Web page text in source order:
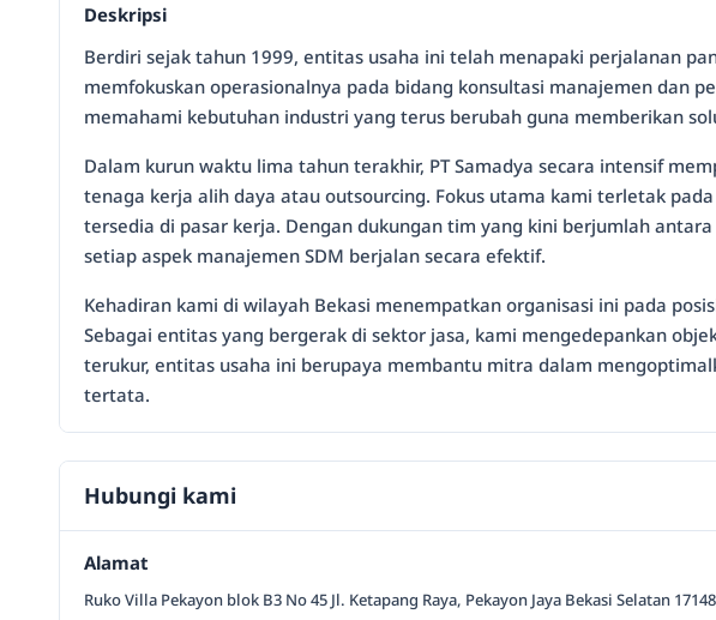
Deskripsi
Berdiri sejak tahun 1999, entitas usaha ini telah menapaki perjalanan
memfokuskan operasionalnya pada bidang konsultasi manajemen dan
memahami kebutuhan industri yang terus berubah guna memberikan
Dalam kurun waktu lima tahun terakhir, PT Samadya secara intensif
tenaga kerja alih daya atau outsourcing. Fokus utama kami terletak
tersedia di pasar kerja. Dengan dukungan tim yang kini berjumlah
setiap aspek manajemen SDM berjalan secara efektif.
Kehadiran kami di wilayah Bekasi menempatkan organisasi ini pada
Sebagai entitas yang bergerak di sektor jasa, kami mengedepankan
terukur, entitas usaha ini berupaya membantu mitra dalam
tertata.
Hubungi kami
Alamat
Ruko Villa Pekayon blok B3 No 45 Jl. Ketapang Raya, Pekayon Jaya Bekasi Selatan